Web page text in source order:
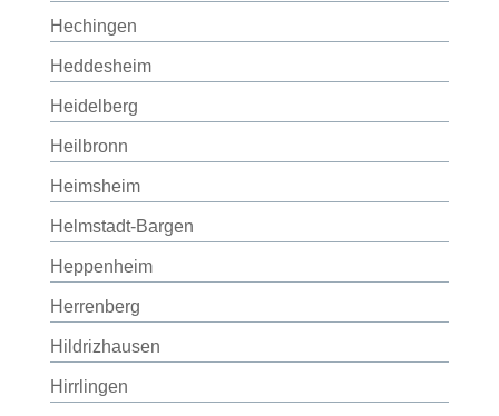
Hechingen
Heddesheim
Heidelberg
Heilbronn
Heimsheim
Helmstadt-Bargen
Heppenheim
Herrenberg
Hildrizhausen
Hirrlingen